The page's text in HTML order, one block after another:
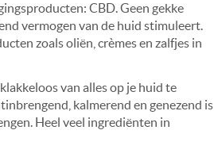
CBD. Geen gekke
vermogen van de huid stimuleert.
zoals oliën, crèmes en zalfjes in
van alles op je huid te
kalmerend en genezend is
Heel veel ingrediënten in